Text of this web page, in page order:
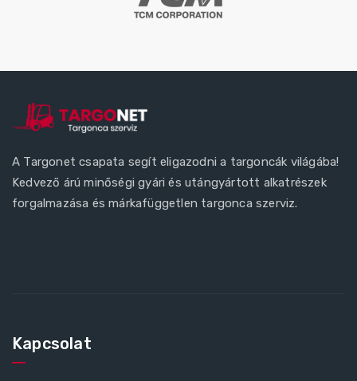
A Targonet csapata segít eligazodni a targoncák világába!
Kedvező árú minőségi gyári és utángyártott alkatrészek
forgalmazása és márkafüggetlen targonca szerviz.
Kapcsolat